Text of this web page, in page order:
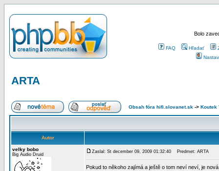
Bolo
FAQ Hľadať
ARTA
Obsah fóra hifi.slovanet.sk -> Koutek
Autor
velky bobo
Big Audio Druid
Zaslal: St december 09, 2009 01:32:40 Predmet: ARTA
Pokud to někoho zajímá a ještě o tom neví neví, je